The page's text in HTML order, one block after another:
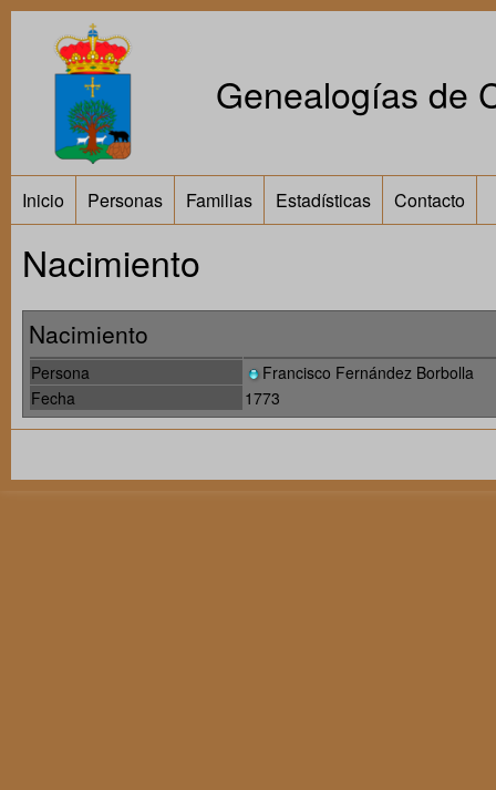
Genealogías de
Inicio Personas Familias Estadísticas Contacto
Nacimiento
Nacimiento
Persona
Francisco Fernández Borbolla
Fecha
1773